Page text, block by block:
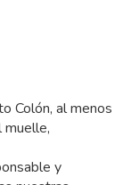
Colón, al menos
muelle,
y